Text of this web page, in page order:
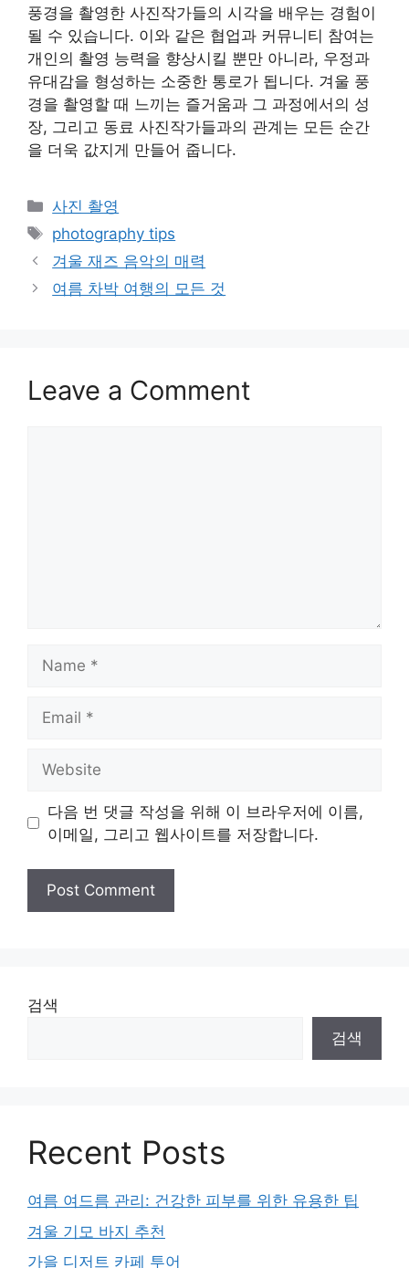
풍경을 촬영한 사진작가들의 시각을 배우는 경험이
될 수 있습니다. 이와 같은 협업과 커뮤니티 참여는
개인의 촬영 능력을 향상시킬 뿐만 아니라, 우정과
유대감을 형성하는 소중한 통로가 됩니다. 겨울 풍
경을 촬영할 때 느끼는 즐거움과 그 과정에서의 성
장, 그리고 동료 사진작가들과의 관계는 모든 순간
을 더욱 값지게 만들어 줍니다.
Categories
사진 촬영
Tags
photography tips
겨울 재즈 음악의 매력
여름 차박 여행의 모든 것
Leave a Comment
다음 번 댓글 작성을 위해 이 브라우저에 이름,
이메일, 그리고 웹사이트를 저장합니다.
검색
검색
Recent Posts
여름 여드름 관리: 건강한 피부를 위한 유용한 팁
겨울 기모 바지 추천
가을 디저트 카페 투어